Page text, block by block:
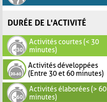
DURÉE DE L'ACTIVITÉ
Activités courtes (< 30
minutes)
Activités développées
(Entre 30 et 60 minutes)
Activités élaborées (> 60
minutes)